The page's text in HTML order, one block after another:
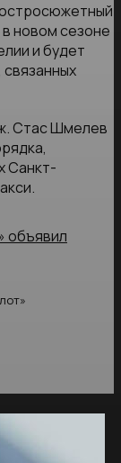
новом сезоне
и будет
Стас Шмелев
Санкт-
объявил